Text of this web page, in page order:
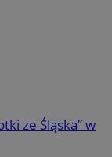
ze Śląska” w